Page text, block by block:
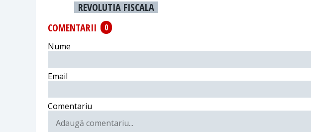
REVOLUTIA FISCALA
COMENTARII
0
Nume
Email
Comentariu